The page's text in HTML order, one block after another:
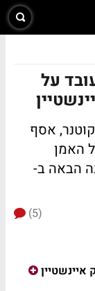
על
קוטנר, אסף
האמן
הבאה ב-
(5)
איינשטיין